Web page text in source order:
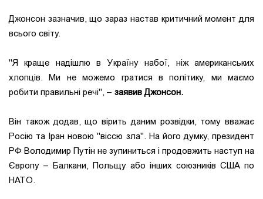
Джонсон зазначив, що зараз настав критичний момент для
всього світу.
"Я краще надішлю в Україну набої, ніж американських
хлопців. Ми не можемо гратися в політику, ми маємо
робити правильні речі", – заявив Джонсон.
Він також додав, що вірить даним розвідки, тому вважає
Росію та Іран новою "віссю зла". На його думку, президент
РФ Володимир Путін не зупиниться і продовжить наступ на
Європу – Балкани, Польщу або інших союзників США по
НАТО.